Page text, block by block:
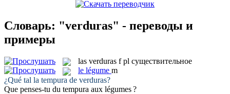
Словарь: "verduras" - переводы и
примеры
las verduras f pl существительное
le légume m
¿Qué tal la tempura de verduras?
Que penses-tu du tempura aux légumes?